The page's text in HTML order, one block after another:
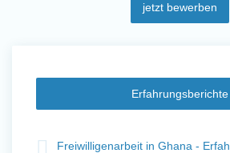
jetzt bewerben
Erfahrungsberichte
Freiwilligenarbeit in Ghana -